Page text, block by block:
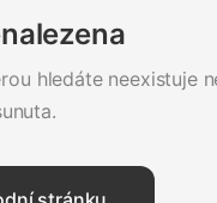
hledáte neexistuje